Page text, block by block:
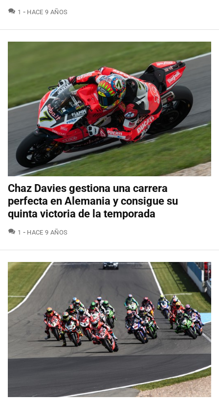
1 COMENTARIOS
HACE 9 AÑOS
Chaz Davies gestiona una carrera
perfecta en Alemania y consigue su
quinta victoria de la temporada
1 COMENTARIOS
HACE 9 AÑOS